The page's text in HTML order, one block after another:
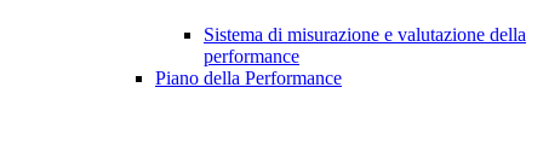
Sistema di misurazione e valutazione della
performance
Piano della Performance